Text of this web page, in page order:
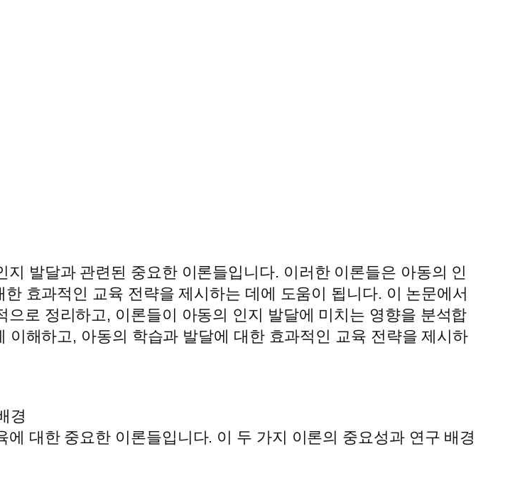
발달과 관련된 중요한 이론들입니다. 이러한 이론들은 아동의 인
효과적인 교육 전략을 제시하는 데에 도움이 됩니다. 이 논문에서
로 정리하고, 이론들이 아동의 인지 발달에 미치는 영향을 분석합
해하고, 아동의 학습과 발달에 대한 효과적인 교육 전략을 제시하
경
대한 중요한 이론들입니다. 이 두 가지 이론의 중요성과 연구 배경